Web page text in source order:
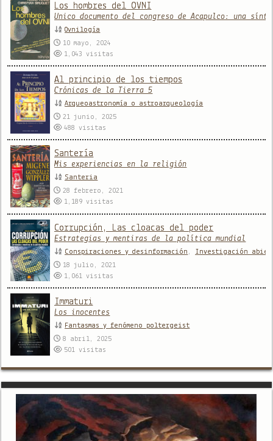
Los hombres del OVNI
Único documento del congreso de Acapulco: una
Ovnilogía
10 mayo, 2024
1,043visitas
Al principio de los tiempos
Crónicas de la Tierra 5
Arqueoastronomía o astroarqueología
21 junio, 2025
488visitas
Santería
Mis experiencias en la religión
Santeria
28 febrero, 2021
1,189visitas
Corrupción, Las cloacas del poder
Estrategias y mentiras de la política mundial
Conspiraciones y desinformación , Investigación
18 julio, 2021
1,061visitas
Immaturi
Los inocentes
Fantasmas y fenómeno poltergeist
8 abril, 2025
501visitas